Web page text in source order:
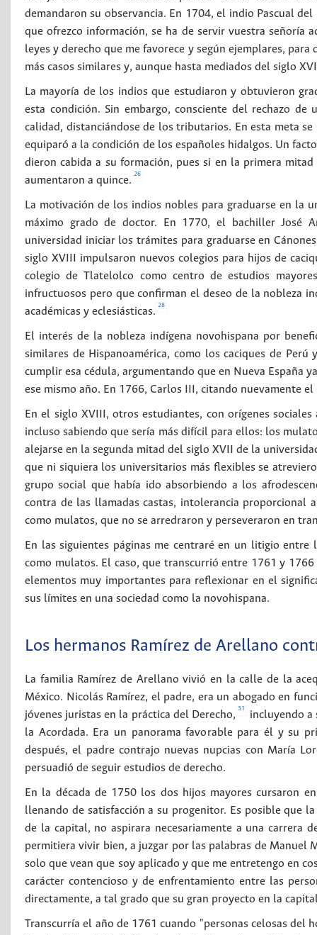
demandaron su observancia. En 1704, el indio Pascual
que ofrezco información, se ha de servir vuestra señoría
leyes y derecho que me favorece y según ejemplares,
más casos similares y, aunque hasta mediados del siglo
La mayoría de los indios que estudiaron y obtuvieron
esta condición. Sin embargo, consciente del rechazo
calidad, distanciándose de los tributarios. En esta meta
equiparó a la condición de los españoles hidalgos. Un
dieron cabida a su formación, pues si en la primera
aumentaron a quince.
26
La motivación de los indios nobles para graduarse en la
máximo grado de doctor. En 1770, el bachiller José
universidad iniciar los trámites para graduarse en
siglo XVIII impulsaron nuevos colegios para hijos de
colegio de Tlatelolco como centro de estudios
infructuosos pero que confirman el deseo de la nobleza
académicas y eclesiásticas.
28
El interés de la nobleza indígena novohispana por
similares de Hispanoamérica, como los caciques de
cumplir esa cédula, argumentando que en Nueva España
ese mismo año. En 1766, Carlos III, citando nuevamente
En el siglo XVIII, otros estudiantes, con orígenes
incluso sabiendo que sería más difícil para ellos: los
alejarse en la segunda mitad del siglo XVII de la
que ni siquiera los universitarios más flexibles se
grupo social que había ido absorbiendo a los
contra de las llamadas castas, intolerancia proporcional
como mulatos, que no se arredraron y perseveraron en
En las siguientes páginas me centraré en un litigio
como mulatos. El caso, que transcurrió entre 1761 y
elementos muy importantes para reflexionar en el
sus límites en una sociedad como la novohispana.
Los hermanos Ramírez de Arellano
La familia Ramírez de Arellano vivió en la calle de la
México. Nicolás Ramírez, el padre, era un abogado en
jóvenes juristas en la práctica del Derecho,
31
incluyendo a
la Acordada. Era un panorama favorable para él y su
después, el padre contrajo nuevas nupcias con María
persuadió de seguir estudios de derecho.
En la década de 1750 los dos hijos mayores cursaron
llenando de satisfacción a su progenitor. Es posible que
de la capital, no aspirara necesariamente a una carrera
permitiera vivir bien, a juzgar por las palabras de Manuel
solo que vean que soy aplicado y que me entretengo en
carácter contencioso y de enfrentamiento entre las
directamente, a tal grado que su gran proyecto en la
Transcurría el año de 1761 cuando "personas celosas del